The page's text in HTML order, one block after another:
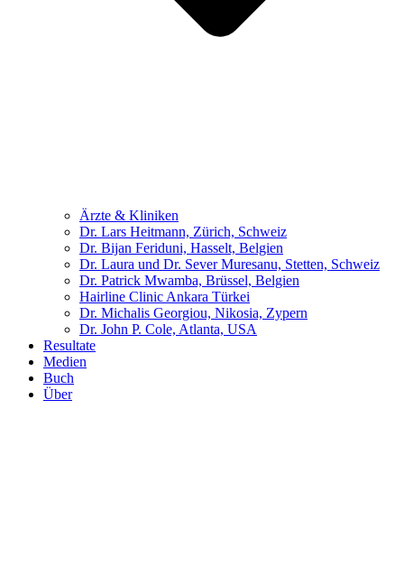
Ärzte & Kliniken
Dr. Lars Heitmann, Zürich, Schweiz
Dr. Bijan Feriduni, Hasselt, Belgien
Dr. Laura und Dr. Sever Muresanu, Stetten, Schweiz
Dr. Patrick Mwamba, Brüssel, Belgien
Hairline Clinic Ankara Türkei
Dr. Michalis Georgiou, Nikosia, Zypern
Dr. John P. Cole, Atlanta, USA
Resultate
Medien
Buch
Über